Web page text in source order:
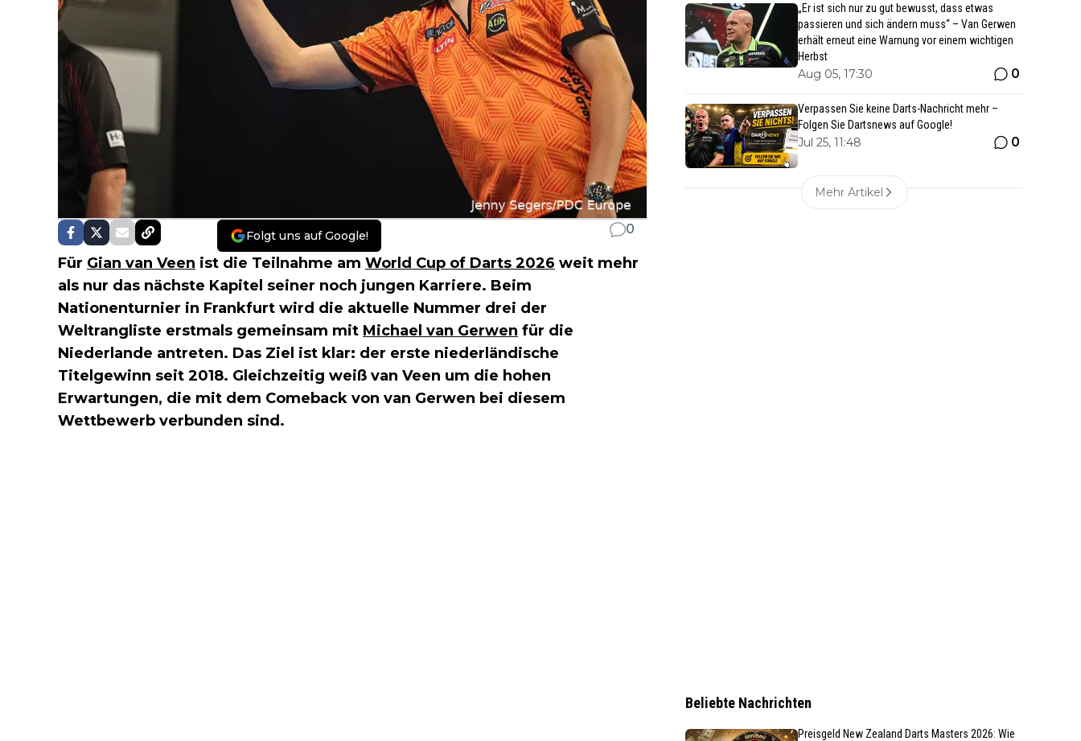
Folgt uns auf Google! 0
Für Gian van Veen ist die Teilnahme am World Cup of Darts 2026 weit mehr
als nur das nächste Kapitel seiner noch jungen Karriere. Beim
Nationenturnier in Frankfurt wird die aktuelle Nummer drei der
Weltrangliste erstmals gemeinsam mit Michael van Gerwen für die
Niederlande antreten. Das Ziel ist klar: der erste niederländische
Titelgewinn seit 2018. Gleichzeitig weiß van Veen um die hohen
Erwartungen, die mit dem Comeback von van Gerwen bei diesem
Wettbewerb verbunden sind.
„Er ist sich nur zu gut bewusst, dass etwas
passieren und sich ändern muss“ – Van Gerwen
erhält erneut eine Warnung vor einem wichtigen
Herbst
Aug 05, 17:30 0
Verpassen Sie keine Darts-Nachricht mehr –
Folgen Sie Dartsnews auf Google!
Jul 25, 11:48 0
Mehr Artikel
Beliebte Nachrichten
Preisgeld New Zealand Darts Masters 2026: Wie